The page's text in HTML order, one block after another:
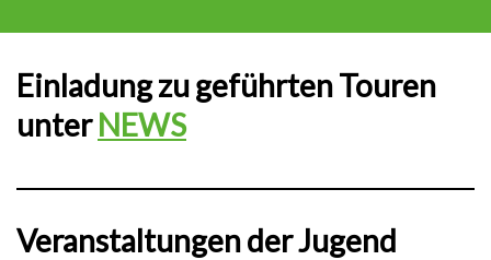
Einladung zu geführten Touren
unterNEWS
Veranstaltungen der Jugend